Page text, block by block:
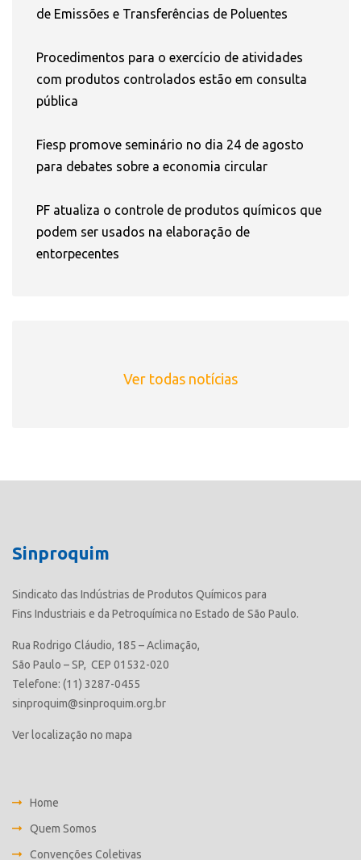
de Emissões e Transferências de Poluentes
Procedimentos para o exercício de atividades
com produtos controlados estão em consulta
pública
Fiesp promove seminário no dia 24 de agosto
para debates sobre a economia circular
PF atualiza o controle de produtos químicos que
podem ser usados na elaboração de
entorpecentes
Ver todas notícias
Sinproquim
Sindicato das Indústrias de Produtos Químicos para
Fins Industriais e da Petroquímica no Estado de São Paulo.
Rua Rodrigo Cláudio, 185 – Aclimação,
São Paulo – SP, CEP 01532-020
Telefone: (11) 3287-0455
sinproquim@sinproquim.org.br
Ver localização no mapa
Home
Quem Somos
Convenções Coletivas